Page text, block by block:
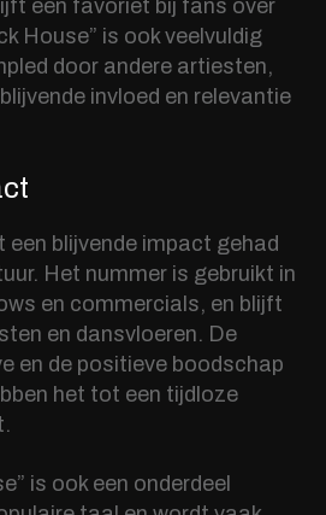
een favoriet bij fans over
House” is ook veelvuldig
door andere artiesten,
invloed en relevantie
een blijvende impact gehad
Het nummer is gebruikt in
en commercials, en blijft
en dansvloeren. De
en de positieve boodschap
het tot een tijdloze
is ook een onderdeel